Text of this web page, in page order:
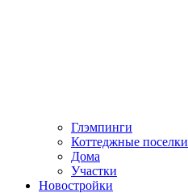
Глэмпинги
Коттеджные поселки
Дома
Участки
Новостройки